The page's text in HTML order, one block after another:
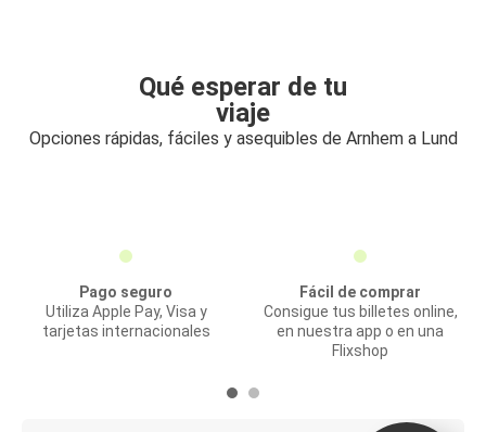
Qué esperar de tu
viaje
Opciones rápidas, fáciles y asequibles de Arnhem a Lund
Pago seguro
Utiliza Apple Pay, Visa y
tarjetas internacionales
Fácil de comprar
Consigue tus billetes online,
en nuestra app o en una
Flixshop